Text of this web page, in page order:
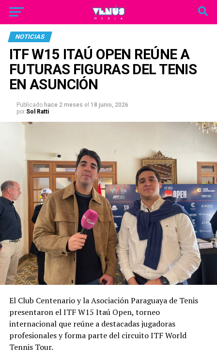
NOTICIAS
ITF W15 ITAÚ OPEN REÚNE A
FUTURAS FIGURAS DEL TENIS
EN ASUNCIÓN
Publicado hace 2 meses el 18 junio, 2026
por Sol Ratti
El Club Centenario y la Asociación Paraguaya de Tenis
presentaron el ITF W15 Itaú Open, torneo
internacional que reúne a destacadas jugadoras
profesionales y forma parte del circuito ITF World
Tennis Tour.